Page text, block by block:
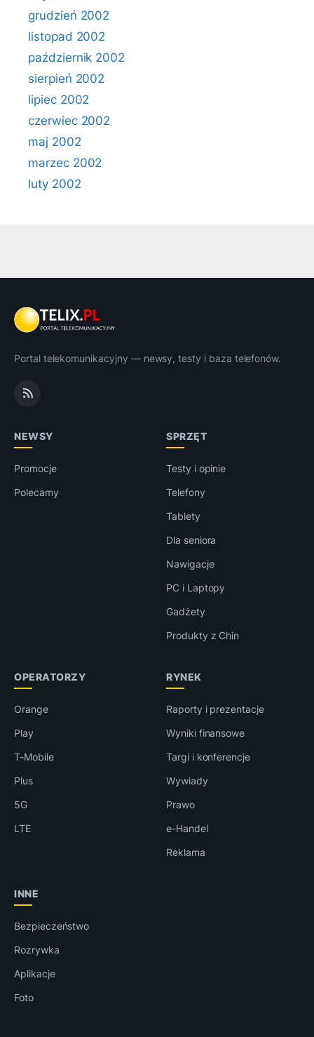
grudzień 2002
listopad 2002
październik 2002
sierpień 2002
lipiec 2002
czerwiec 2002
maj 2002
marzec 2002
luty 2002
Portal telekomunikacyjny — newsy, testy i baza telefonów.
NEWSY
Promocje
Polecamy
SPRZĘT
Testy i opinie
Telefony
Tablety
Dla seniora
Nawigacje
PC i Laptopy
Gadżety
Produkty z Chin
OPERATORZY
Orange
Play
T-Mobile
Plus
5G
LTE
RYNEK
Raporty i prezentacje
Wyniki finansowe
Targi i konferencje
Wywiady
Prawo
e-Handel
Reklama
INNE
Bezpieczeństwo
Rozrywka
Aplikacje
Foto